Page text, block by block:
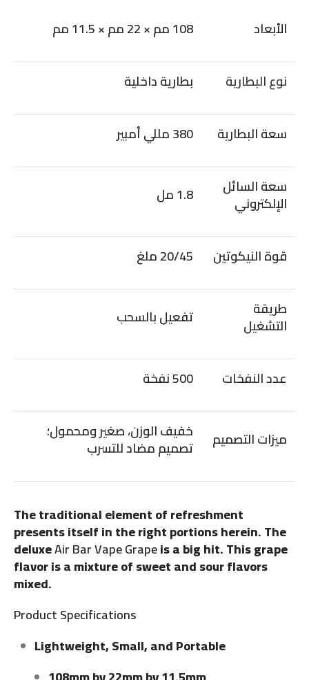
الأبعاد 108 مم × 22 مم × 11.5 مم
نوع البطارية بطارية داخلية
سعة البطارية 380 مللي أمبير
سعة السائل
الإلكتروني 1.8 مل
قوة النيكوتين 20/45 ملغ
طريقة
التشغيل تفعيل بالسحب
عدد النفخات 500 نفخة
ميزات التصميم خفيف الوزن، صغير ومحمول؛
تصميم مضاد للتسرب
The traditional element of refreshment
presents itself in the right portions herein. The
deluxeAir Bar Vape Grapeis a big hit. This grape
flavor is a mixture of sweet and sour flavors
mixed.
Product Specifications
Lightweight, Small, and Portable